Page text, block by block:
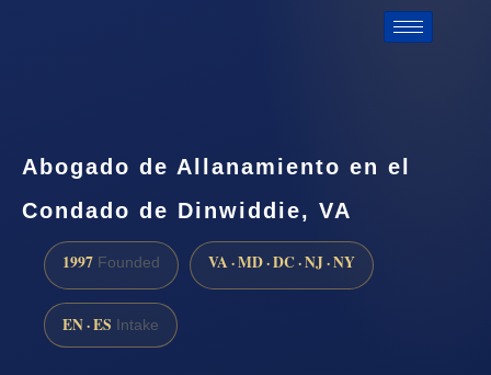
Abogado de Allanamiento en el
Condado de Dinwiddie, VA
1997 Founded VA · MD · DC · NJ · NY
EN · ES Intake